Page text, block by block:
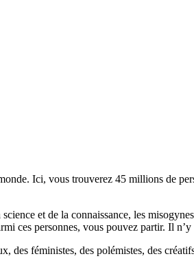
Ici, vous trouverez 45 millions de
et de la connaissance, les
ces personnes, vous pouvez partir. Il
des féministes, des polémistes, des